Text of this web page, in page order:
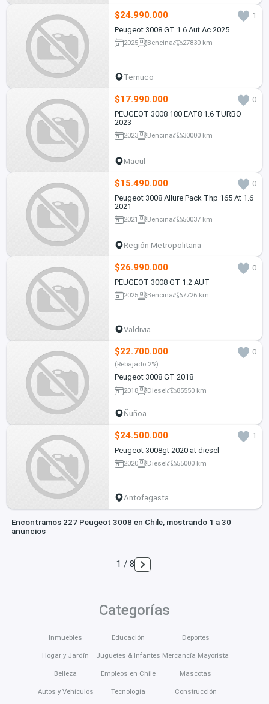
$24.990.000
1
Peugeot 3008 GT 1.6 Aut Ac 2025
2025 Bencina 27830 km
Temuco
$17.990.000
0
PEUGEOT 3008 180 EAT8 1.6 TURBO
2023
2023 Bencina 30000 km
Macul
$15.490.000
0
Peugeot 3008 Allure Pack Thp 165 At 1.6
2021
2021 Bencina 50037 km
Región Metropolitana
$26.990.000
0
PEUGEOT 3008 GT 1.2 AUT
2025 Bencina 7726 km
Valdivia
$22.700.000 0
(Rebajado 2%)
Peugeot 3008 GT 2018
2018 Diesel 85550 km
Ñuñoa
$24.500.000
1
Peugeot 3008gt 2020 at diesel
2020 Diesel 55000 km
Antofagasta
Encontramos 227 Peugeot 3008 en Chile, mostrando 1 a 30
anuncios
1 / 8
Categorías
Inmuebles
Hogar y Jardín
Belleza
Autos y Vehículos
Educación
Juguetes & Infantes
Empleos en Chile
Tecnología
Deportes
Mercancía Mayorista
Mascotas
Construcción